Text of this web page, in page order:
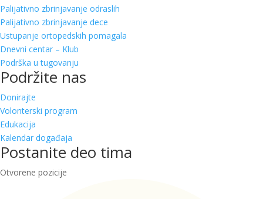
Palijativno zbrinjavanje odraslih
Palijativno zbrinjavanje dece
Ustupanje ortopedskih pomagala
Dnevni centar – Klub
Podrška u tugovanju
Podržite nas
Donirajte
Volonterski program
Edukacija
Kalendar događaja
Postanite deo tima
Otvorene pozicije